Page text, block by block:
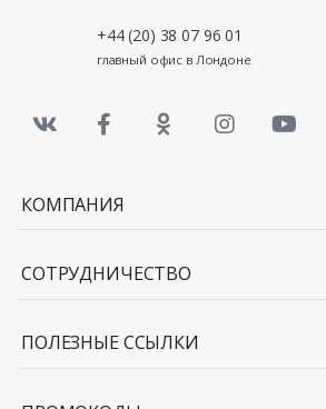
+44 (20) 38 07 96 01
главный офис в Лондоне
КОМПАНИЯ
СОТРУДНИЧЕСТВО
ПОЛЕЗНЫЕ ССЫЛКИ